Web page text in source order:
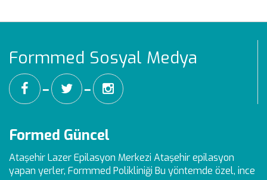
Formmed Sosyal Medya
━ ━
Formed Güncel
Ataşehir Lazer Epilasyon Merkezi Ataşehir epilasyon
yapan yerler, Formmed Polikliniği Bu yöntemde özel, ince